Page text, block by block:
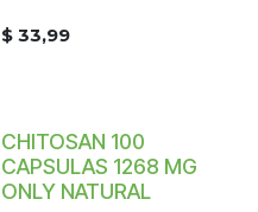
$ 33,99
¡Nuevo!
CHITOSAN 100
CAPSULAS 1268 MG
ONLY NATURAL